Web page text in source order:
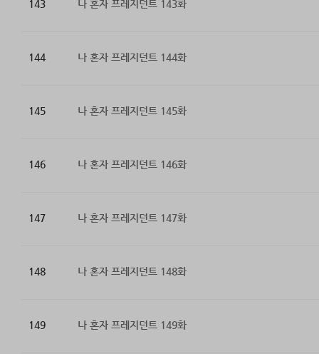
143 나 혼자 프레지던트 143화
144 나 혼자 프레지던트 144화
145 나 혼자 프레지던트 145화
146 나 혼자 프레지던트 146화
147 나 혼자 프레지던트 147화
148 나 혼자 프레지던트 148화
149 나 혼자 프레지던트 149화